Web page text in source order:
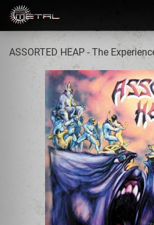
ASSORTED HEAP - The